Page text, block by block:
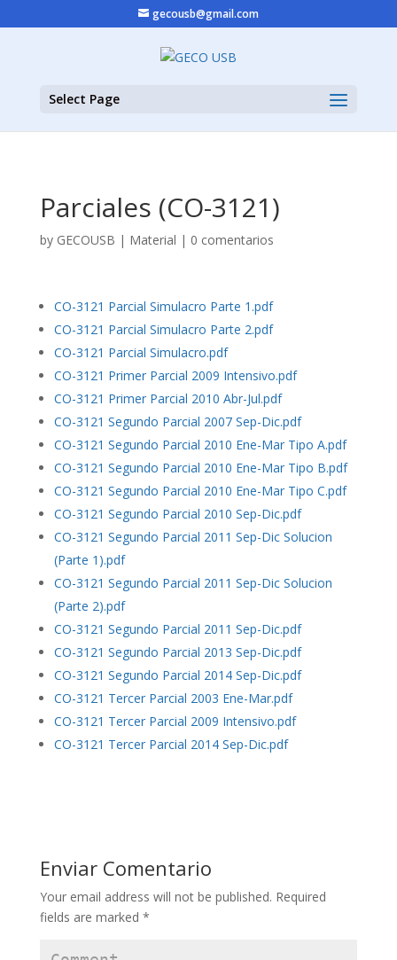
gecousb@gmail.com
Select Page
Parciales (CO-3121)
by GECOUSB | Material | 0 comentarios
CO-3121 Parcial Simulacro Parte 1.pdf
CO-3121 Parcial Simulacro Parte 2.pdf
CO-3121 Parcial Simulacro.pdf
CO-3121 Primer Parcial 2009 Intensivo.pdf
CO-3121 Primer Parcial 2010 Abr-Jul.pdf
CO-3121 Segundo Parcial 2007 Sep-Dic.pdf
CO-3121 Segundo Parcial 2010 Ene-Mar Tipo A.pdf
CO-3121 Segundo Parcial 2010 Ene-Mar Tipo B.pdf
CO-3121 Segundo Parcial 2010 Ene-Mar Tipo C.pdf
CO-3121 Segundo Parcial 2010 Sep-Dic.pdf
CO-3121 Segundo Parcial 2011 Sep-Dic Solucion
(Parte 1).pdf
CO-3121 Segundo Parcial 2011 Sep-Dic Solucion
(Parte 2).pdf
CO-3121 Segundo Parcial 2011 Sep-Dic.pdf
CO-3121 Segundo Parcial 2013 Sep-Dic.pdf
CO-3121 Segundo Parcial 2014 Sep-Dic.pdf
CO-3121 Tercer Parcial 2003 Ene-Mar.pdf
CO-3121 Tercer Parcial 2009 Intensivo.pdf
CO-3121 Tercer Parcial 2014 Sep-Dic.pdf
Enviar Comentario
Your email address will not be published. Required
fields are marked *